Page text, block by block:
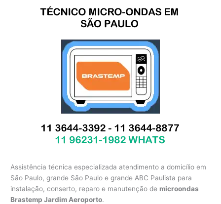
Assistência técnica especializada atendimento a domicílio em
São Paulo, grande São Paulo e grande ABC Paulista para
instalação, conserto, reparo e manutenção de microondas
Brastemp Jardim Aeroporto.